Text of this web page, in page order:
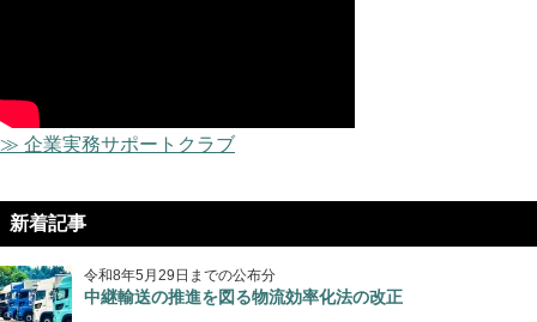
≫ 企業実務サポートクラブ
新着記事
令和8年5月29日までの公布分
中継輸送の推進を図る物流効率化法の改正